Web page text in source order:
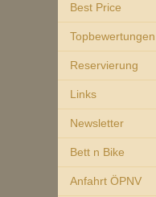
Best Price
Topbewertungen
Reservierung
Links
Newsletter
Bett n Bike
Anfahrt ÖPNV